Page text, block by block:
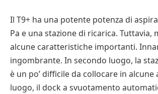
Il T9+ ha una potente potenza di
Pa e una stazione di ricarica. Tuttavia,
alcune caratteristiche importanti.
ingombrante. In secondo luogo, la
è un po’ difficile da collocare in alcune
luogo, il dock a svuotamento